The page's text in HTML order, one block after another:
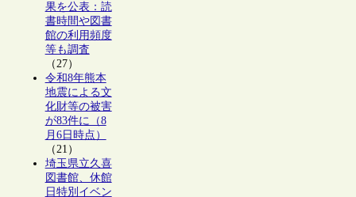
果を公表：読
書時間や図書
館の利用頻度
等も調査
（27）
令和8年熊本
地震による文
化財等の被害
が83件に（8
月6日時点）
（21）
埼玉県立久喜
図書館、休館
日特別イベン